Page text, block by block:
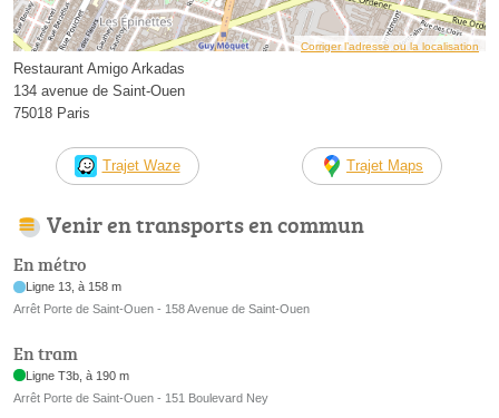
Corriger l’adresse ou la localisation
Restaurant Amigo Arkadas
134 avenue de Saint-Ouen
75018 Paris
Trajet Waze Trajet Maps
Venir en transports en commun
En métro
Ligne 13, à 158 m
Arrêt Porte de Saint-Ouen - 158 Avenue de Saint-Ouen
En tram
Ligne T3b, à 190 m
Arrêt Porte de Saint-Ouen - 151 Boulevard Ney